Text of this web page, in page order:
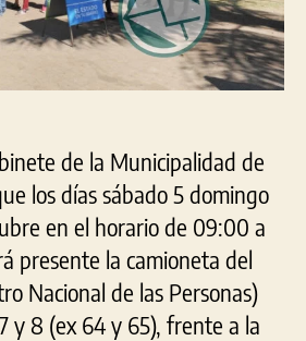
de la Municipalidad de
los días sábado 5 domingo
en el horario de 09:00 a
presente la camioneta del
Nacional de las Personas)
y 8 (ex 64 y 65), frente a la